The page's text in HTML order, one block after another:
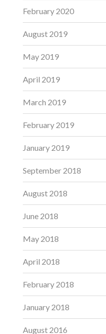
February 2020
August 2019
May 2019
April 2019
March 2019
February 2019
January 2019
September 2018
August 2018
June 2018
May 2018
April 2018
February 2018
January 2018
August 2016